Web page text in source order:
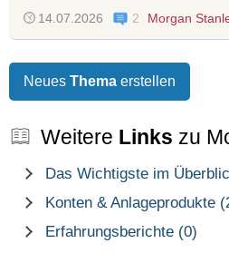
14.07.2026 2 Morgan
Neues Thema erstellen
Weitere Links zu
Das Wichtigste im
Konten & Anlageprodukte
Erfahrungsberichte (0)